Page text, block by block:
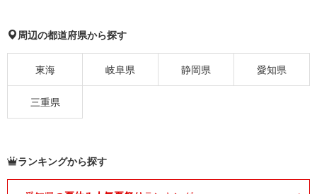
周辺の都道府県から探す
東海 岐阜県 静岡県 愛知県
三重県
ランキングから探す